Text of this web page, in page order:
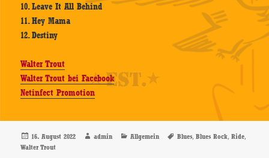
10. Leave It All Behind
11. Hey Mama
12. Destiny
Walter Trout
Walter Trout bei Facebook
Netinfect Promotion
Veröffentlicht
am
16. August 2022 Autor
admin Kategorien
Allgemein Schlagwörter
Blues,Blues Rock,Ride,
Walter Trout